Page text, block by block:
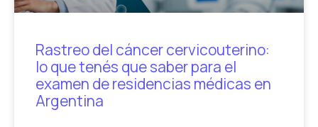
Rastreo del cáncer cervicouterino:
lo que tenés que saber para el
examen de residencias médicas en
Argentina